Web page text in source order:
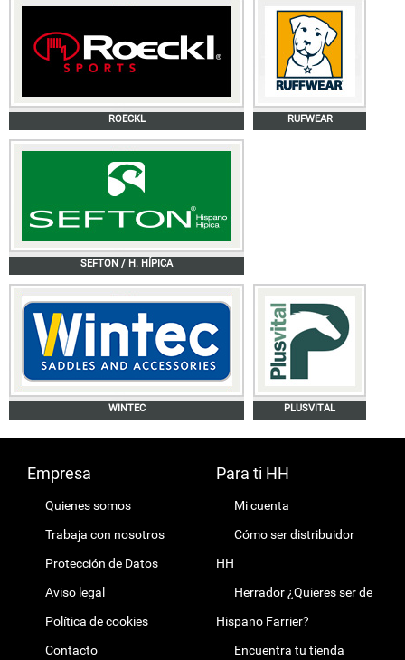
ROECKL RUFWEAR
SEFTON / H. HÍPICA
WINTEC PLUSVITAL
Empresa
Quienes somos
Trabaja con nosotros
Protección de Datos
Aviso legal
Política de cookies
Contacto
Para ti HH
Mi cuenta
Cómo ser distribuidor
HH
Herrador ¿Quieres ser de
Hispano Farrier?
Encuentra tu tienda